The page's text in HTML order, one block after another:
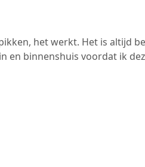
het werkt. Het is
binnenshuis voordat ik